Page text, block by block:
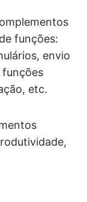
funções:
envio
etc.